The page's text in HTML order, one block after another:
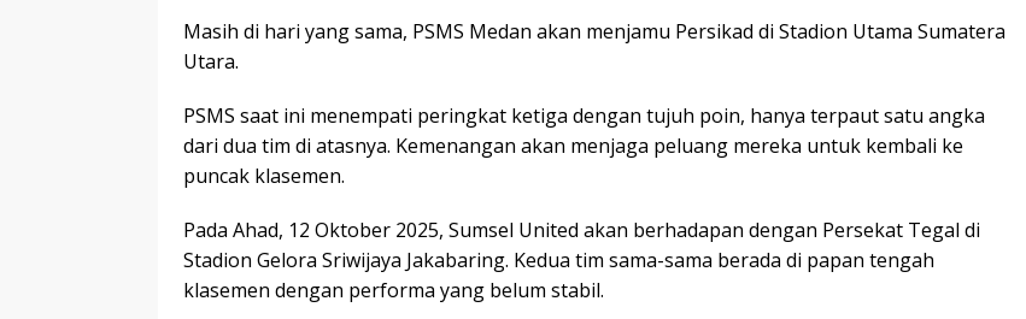
Masih di hari yang sama, PSMS Medan akan menjamu Persikad di Stadion Utama Sumatera
Utara.
PSMS saat ini menempati peringkat ketiga dengan tujuh poin, hanya terpaut satu angka
dari dua tim di atasnya. Kemenangan akan menjaga peluang mereka untuk kembali ke
puncak klasemen.
Pada Ahad, 12 Oktober 2025, Sumsel United akan berhadapan dengan Persekat Tegal di
Stadion Gelora Sriwijaya Jakabaring. Kedua tim sama-sama berada di papan tengah
klasemen dengan performa yang belum stabil.